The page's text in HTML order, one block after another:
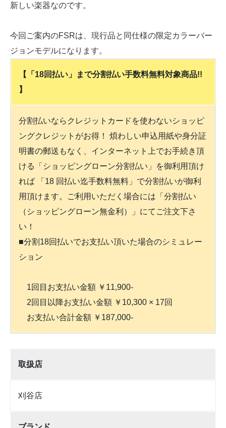
新しい楽器なのです。
今回ご案内のFSRは、現行品と同仕様の限定カラーバー
ジョンモデルになります。
【「18回払い」まで分割払い手数料無料対象商品!!
】
分割払いならクレジットカードを使わないショッピ
ングクレジットがお得！ 煩わしい申込用紙や身分証
明書の郵送もなく、インターネット上でお手続き頂
ける「ショッピングローン分割払い」を御利用頂け
れば 「18 回払い迄手数料無料」で分割払いが御利
用頂けます。ご利用いただく場合には「分割払い
（ショッピングローン無金利）」にてご注文下さ
い！
■分割18回払いでお支払い頂いた場合のシミュレー
ション
1回目お支払い金額 ￥11,900-
2回目以降お支払い金額 ￥10,300 × 17回
お支払い合計金額 ￥187,000-
取扱店
刈谷店